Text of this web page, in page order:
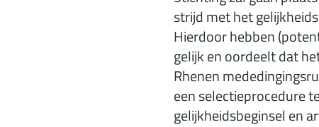
strijd met het
Hierdoor hebben
gelijk en oordeelt dat
Rhenen
een selectieprocedure
gelijkheidsbeginsel en